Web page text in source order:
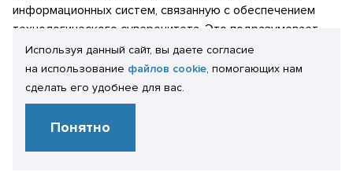
информационных систем, связанную с обеспечением
технологического суверенитета. Это подразумевает
перевод в Управляющей компании ООО «ТаграС-
Холдинг» серверной составляющей информационной
системы (далее «ИС») 1С:Зарплата и управление
персоналом 8. КОРП (далее «1С:ЗУП») на отечественные
решения ОС Astra Linux и СУБД PostgreSQL. Проект
Используя данный сайт, вы даете согласие
на использование файлов cookie, помогающих нам
сделать его удобнее для вас.
Понятно